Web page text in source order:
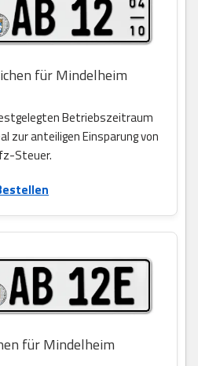
für Mindelheim
Betriebszeitraum
zur anteiligen Einsparung von
Steuer.
für Mindelheim